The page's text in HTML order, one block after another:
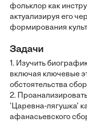
фольклор как
актуализируя его
формирования
Задачи
1. Изучить
включая ключевые
обстоятельства
2.
'Царевна-лягушка'
афанасьевского